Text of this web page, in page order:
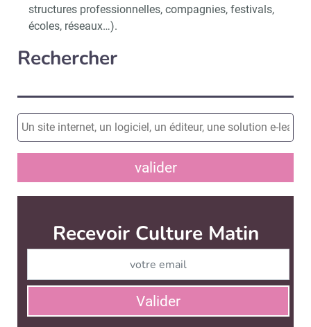
structures professionnelles, compagnies, festivals,
écoles, réseaux…).
Rechercher
valider
Recevoir Culture Matin
Valider